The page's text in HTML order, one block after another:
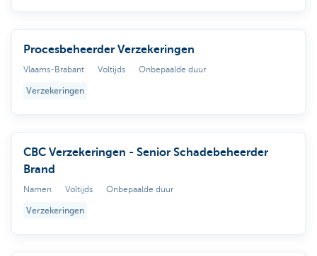
Procesbeheerder Verzekeringen
Vlaams-Brabant Voltijds Onbepaalde duur
Verzekeringen
CBC Verzekeringen - Senior Schadebeheerder
Brand
Namen Voltijds Onbepaalde duur
Verzekeringen